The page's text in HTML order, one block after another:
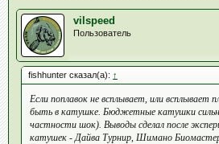
vilspeed
Пользователь
fishhunter сказал(а): ↑
Если поплавок не всплывает, или всплывает
быть в катушке. Бюджетные катушки
частности шок). Выводы сделал после
катушек - Дайва Турнир, Шимано